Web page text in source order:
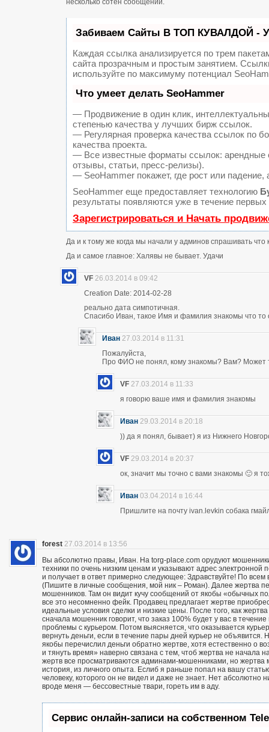
Забиваем Сайты В ТОП КУВАЛДОЙ -
Каждая ссылка анализируется по трем
сайта прозрачным и простым занятием.
используйте по максимуму потенциал
Что умеет делать SeoHammer
— Продвижение в один клик,
степенью качества у лучших бирж ссылок.
— Регулярная проверка качества ссылок по
качества проекта.
— Все известные форматы ссылок: арендные
отзывы, статьи, пресс-релизы).
— SeoHammer покажет, где рост или
SeoHammer еще предоставляет технологию
результаты появляются уже в течение первых
Зарегистрироваться и Начать
Да и к тому же когда мы начали у админов спрашивать что
Да и самое главное: Халявы не бывает. Удачи
VF 26.03.2014 в 09:42
Creation Date: 2014-02-28
реально дата симпотичная.
Спасибо Иван, такое Имя и фамилия знакомы что то
Иван 27.03.2014 в 11:31
Пожалуйста,
Про ФИО не понял, кому знакомы? Вам? Может
VF 27.03.2014 в 11:33
я говорю ваше имя и фамилия знакомы
Иван 29.03.2014 в 20:18
)) да я понял, бывает) я из Нижнего
VF 29.03.2014 в 20:37
ок, значит мы точно с вами знакомы 🙂 я
Иван 03.04.2014 в 16:44
Пришлите на почту ivan.levkin собака
forest 27.03.2014 в 13:56
Вы абсолютно правы, Иван. На torg-place.com орудуют
техники по очень низким ценам и указывают адрес
и получает в ответ примерно следующее: Здравствуйте! По
(Пишите в личные сообщения, мой ник – Роман). Далее жертва
мошенников. Там он видит кучу сообщений от якобы «обычных
все это несомненно фейк. Продавец предлагает жертве
идеальные условия сделки и низкие цены. После того, как
сначала мошенник говорит, что заказ 100% будет у вас в
проблемы с курьером. Потом выясняется, что оказывается
вернуть деньги, если в течение пары дней курьер не
якобы перечислил деньги обратно жертве, хотя естественно о
и тянуть время» наверно связана с тем, чтоб жертва не начала
жертв все просматриваются админами-мошенниками, но жертва
история, из личного опыта. Еслиб я раньше попал на вашу
человеку, которого он не видел и даже не знает. Нет
вроде меня — бессовестные твари, гореть им в аду.
Сервис онлайн-записи на собственном